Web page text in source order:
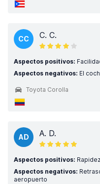
CC C. C.
Aspectos positivos:
Aspectos negativos: El
Toyota Corolla
AD A. D.
Aspectos positivos:
Aspectos negativos:
aeropuerto